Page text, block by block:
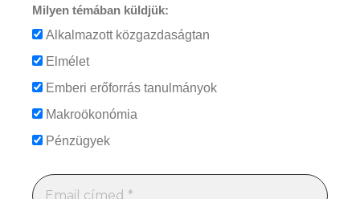
Milyen témában küldjük:
Alkalmazott közgazdaságtan
Elmélet
Emberi erőforrás tanulmányok
Makroökonómia
Pénzügyek